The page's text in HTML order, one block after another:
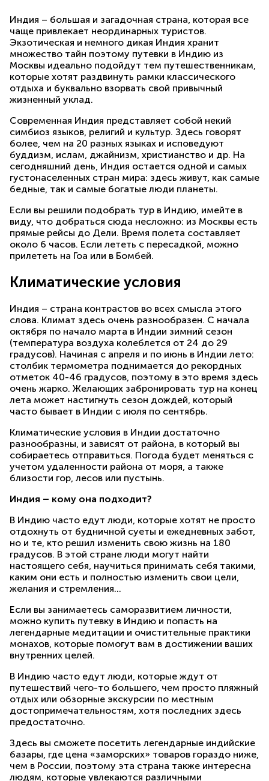
Индия – большая и загадочная страна, которая все
чаще привлекает неординарных туристов.
Экзотическая и немного дикая Индия хранит
множество тайн поэтому путевки в Индию из
Москвы идеально подойдут тем путешественникам,
которые хотят раздвинуть рамки классического
отдыха и буквально взорвать свой привычный
жизненный уклад.
Современная Индия представляет собой некий
симбиоз языков, религий и культур. Здесь говорят
более, чем на 20 разных языках и исповедуют
буддизм, ислам, джайнизм, христианство и др. На
сегодняшний день, Индия остается одной и самых
густонаселенных стран мира: здесь живут, как самые
бедные, так и самые богатые люди планеты.
Если вы решили подобрать тур в Индию, имейте в
виду, что добраться сюда несложно: из Москвы есть
прямые рейсы до Дели. Время полета составляет
около 6 часов. Если лететь с пересадкой, можно
прилететь на Гоа или в Бомбей.
Климатические условия
Индия – страна контрастов во всех смысла этого
слова. Климат здесь очень разнообразен. С начала
октября по начало марта в Индии зимний сезон
(температура воздуха колеблется от 24 до 29
градусов). Начиная с апреля и по июнь в Индии лето:
столбик термометра поднимается до рекордных
отметок 40-46 градусов, поэтому в это время здесь
очень жарко. Желающих забронировать тур на конец
лета может настигнуть сезон дождей, который
часто бывает в Индии с июля по сентябрь.
Климатические условия в Индии достаточно
разнообразны, и зависят от района, в который вы
собираетесь отправиться. Погода будет меняться с
учетом удаленности района от моря, а также
близости гор, лесов или пустынь.
Индия – кому она подходит?
В Индию часто едут люди, которые хотят не просто
отдохнуть от будничной суеты и ежедневных забот,
но и те, кто решил изменить свою жизнь на 180
градусов. В этой стране люди могут найти
настоящего себя, научиться принимать себя такими,
каким они есть и полностью изменить свои цели,
желания и стремления…
Если вы занимаетесь саморазвитием личности,
можно купить путевку в Индию и попасть на
легендарные медитации и очистительные практики
монахов, которые помогут вам в достижении ваших
внутренних целей.
В Индию часто едут люди, которые ждут от
путешествий чего-то большего, чем просто пляжный
отдых или обзорные экскурсии по местным
достопримечательностям, хотя последних здесь
предостаточно.
Здесь вы сможете посетить легендарные индийские
базары, где цена «заморских» товаров гораздо ниже,
чем в России, поэтому эта страна также интересна
людям, которые увлекаются различными